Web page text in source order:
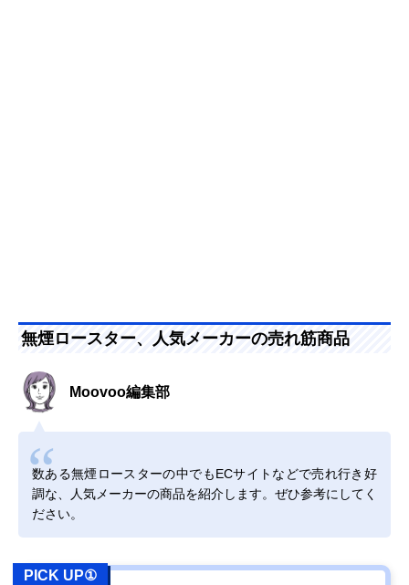
無煙ロースター、人気メーカーの売れ筋商品
Moovoo編集部
数ある無煙ロースターの中でもECサイトなどで売れ行き好
調な、人気メーカーの商品を紹介します。ぜひ参考にしてく
ださい。
PICK UP①